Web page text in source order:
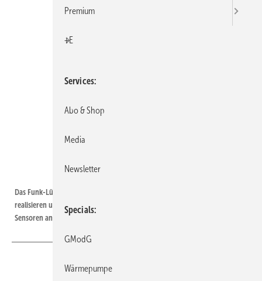
Das Funk-Lüftungsventil kann drei unterschiedliche ­Volumenströme
realisieren und wird drahtlos über Taster, Fernbedienung und/oder
Sensoren angesteuert.
Premium
+E
Services
Abo & Shop
Media
Newsletter
Specials
GModG
Wärmepumpe